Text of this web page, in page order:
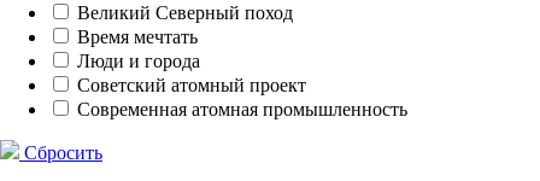
Великий Северный поход
Время мечтать
Люди и города
Советский атомный проект
Современная атомная промышленность
Сбросить